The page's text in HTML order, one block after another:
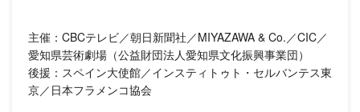
主催：CBCテレビ／朝日新聞社／MIYAZAWA & Co.／CIC／
愛知県芸術劇場（公益財団法人愛知県文化振興事業団）
後援：スペイン大使館／インスティトゥト・セルバンテス東
京／日本フラメンコ協会